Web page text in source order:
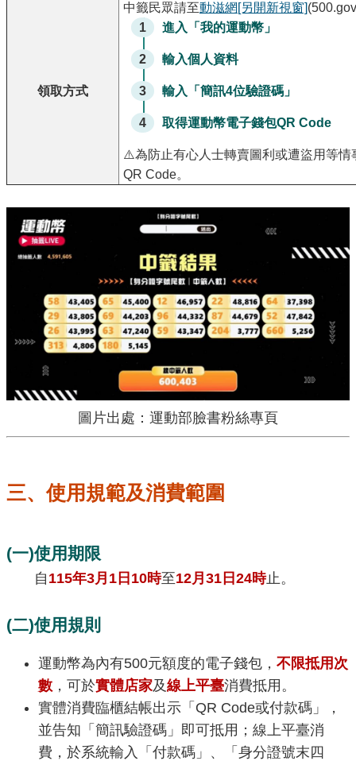
領取方式
中籤民眾請至動滋網 [另開新視窗]
1
進入「我的運動幣」
2 輸入個人資料
3 輸入「簡訊4位驗證碼」
4 取得運動幣電子錢包QR Code
⚠️為防止有心人士轉賣圖利或遭盜用等
QR Code。
圖片出處：運動部臉書粉絲專頁
三、使用規範及消費範圍
(一)使用期限
自 115年3月1日10時至12月31日24時止。
(二)使用規則
運動幣為內有500元額度的電子錢包， 不限抵用次
數 ，可於實體店家及線上平臺消費抵用。
實體消費臨櫃結帳出示「QR Code或付款碼」，
並告知「簡訊驗證碼」即可抵用；線上平臺消
費，於系統輸入「付款碼」、「身分證號末四